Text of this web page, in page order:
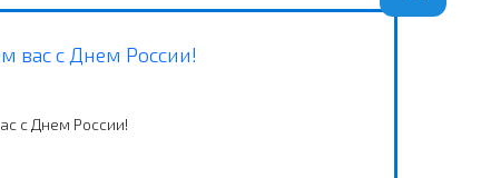
вас с Днем России!
с Днем России!